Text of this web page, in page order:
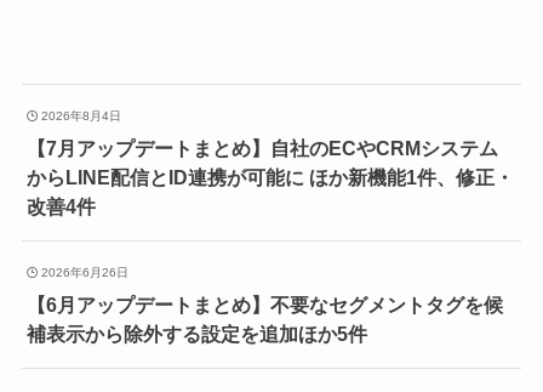
2026年8月4日
【7月アップデートまとめ】自社のECやCRMシステム
からLINE配信とID連携が可能に ほか新機能1件、修正・
改善4件
2026年6月26日
【6月アップデートまとめ】不要なセグメントタグを候
補表示から除外する設定を追加ほか5件